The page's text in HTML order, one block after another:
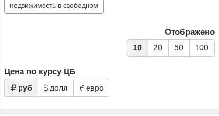
недвижимость в свободном
Отображено
10 20 50 100
Цена по курсу ЦБ
руб долл евро